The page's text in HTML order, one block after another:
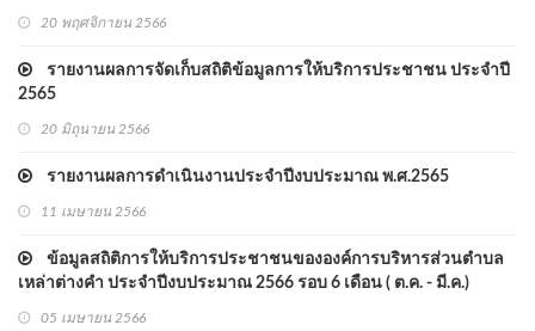
20 พฤศจิกายน 2566
รายงานผลการจัดเก็บสถิติข้อมูลการให้บริการประชาชน ประจำปี
2565
20 มิถุนายน 2566
รายงานผลการดำเนินงานประจำปีงบประมาณ พ.ศ.2565
11 เมษายน 2566
ข้อมูลสถิติการให้บริการประชาชนขององค์การบริหารส่วนตำบล
เหล่าต่างคำ ประจำปีงบประมาณ 2566 รอบ 6 เดือน ( ต.ค. - มี.ค.)
05 เมษายน 2566